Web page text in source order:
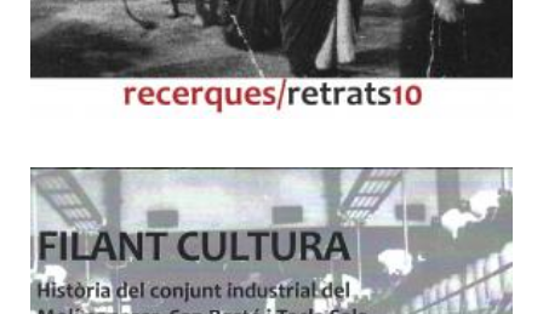
10
Filant cultura. Història del
conjunt industrial del Molí
paperer, Can Basté i Tecla Sala